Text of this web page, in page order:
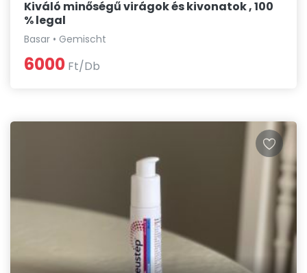
Kiváló minőségű virágok és kivonatok , 100
% legal
Basar • Gemischt
6000 Ft/Db